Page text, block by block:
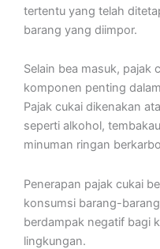
tertentu yang telah
barang yang diimpor.
Selain bea masuk, pajak
komponen penting
Pajak cukai dikenakan
seperti alkohol,
minuman ringan
Penerapan pajak cukai
konsumsi barang-
berdampak negatif bagi
lingkungan.